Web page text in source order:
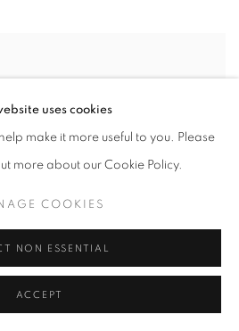
uses cookies
make it more useful to you. Please
more about our Cookie Policy.
COOKIES
NON ESSENTIAL
ACCEPT